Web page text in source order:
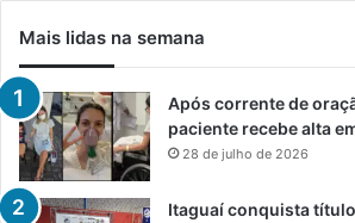
Mais lidas na semana
Após corrente de
paciente recebe alta
28 de julho de 2026
Itaguaí conquista